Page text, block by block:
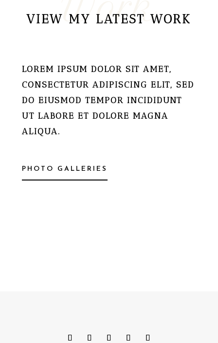
Work
VIEW MY LATEST WORK
LOREM IPSUM DOLOR SIT AMET,
CONSECTETUR ADIPISCING ELIT, SED
DO EIUSMOD TEMPOR INCIDIDUNT
UT LABORE ET DOLORE MAGNA
ALIQUA.
PHOTO GALLERIES